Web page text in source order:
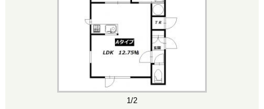
1/2